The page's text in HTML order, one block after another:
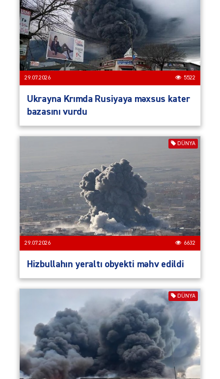
29.07.2026 5522
Ukrayna Krımda Rusiyaya məxsus kater
bazasını vurdu
DÜNYA
29.07.2026 6632
Hizbullahın yeraltı obyekti məhv edildi
DÜNYA